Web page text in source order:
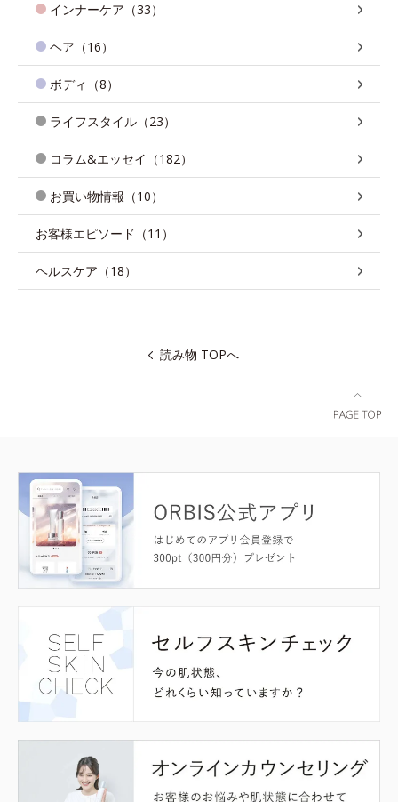
インナーケア（33）
ヘア（16）
ボディ（8）
ライフスタイル（23）
コラム&エッセイ（182）
お買い物情報（10）
お客様エピソード（11）
ヘルスケア（18）
読み物 TOPへ